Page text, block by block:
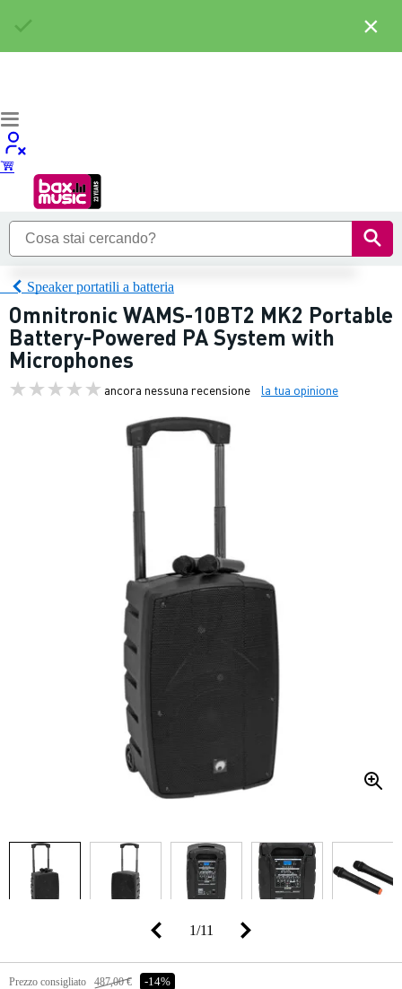
Speaker portatili a batteria
Omnitronic WAMS-10BT2 MK2 Portable
Battery-Powered PA System with
Microphones
ancora nessuna recensione la tua opinione
1/11
Prezzo consigliato 487,00 € -14%
×